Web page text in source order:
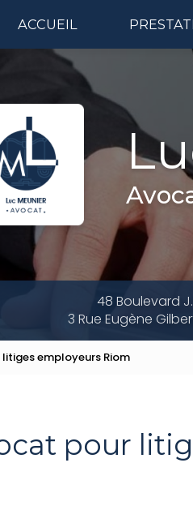
ACCUEIL
48 Boulevard
3 Rue Eugène
employeurs Riom
pour